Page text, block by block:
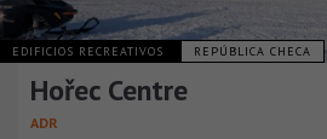
EDIFICIOS RECREATIVOS REPÚBLICA CHECA
Hořec Centre
ADR